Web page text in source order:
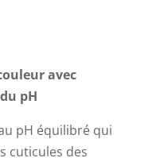
avec
pH
pH équilibré qui
cuticules des